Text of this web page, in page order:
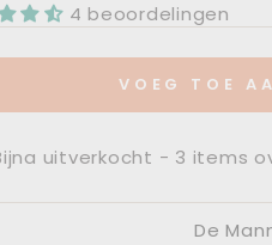
4 beoordelingen
VOEG TOE
uitverkocht - 3 items
De